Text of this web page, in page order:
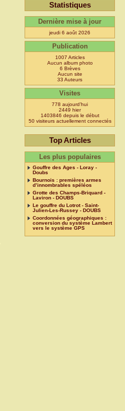
Statistiques
Dernière mise à jour
jeudi 6 août 2026
Publication
1007 Articles
Aucun album photo
6 Brèves
Aucun site
33 Auteurs
Visites
778 aujourd’hui
2449 hier
1403846 depuis le début
50 visiteurs actuellement connectés
Top Articles
Les plus populaires
Gouffre des Ages - Loray -
Doubs
Bournois : premières armes
d’innombrables spéléos
Grotte des Champs-Briquard -
Laviron - DOUBS
Le gouffre du Lotrot - Saint-
Julien-Les-Russey - DOUBS
Coordonnées géographiques :
conversion du système Lambert
vers le système GPS